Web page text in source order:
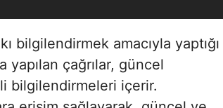
bilgilendirmek amacıyla yaptığı
yapılan çağrılar, güncel
bilgilendirmeleri içerir.